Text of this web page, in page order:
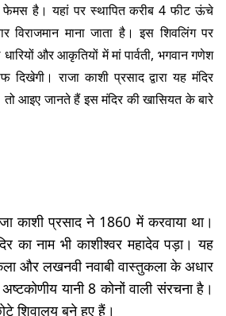
फेमस है। यहां पर स्थापित करीब 4 फीट ऊंचे
विराजमान माना जाता है। इस शिवलिंग पर
और आकृतियों में मां पार्वती, भगवान गणेश
राजा काशी प्रसाद द्वारा यह मंदिर
तो आइए जानते हैं इस मंदिर की खासियत के बारे
काशी प्रसाद ने 1860 में करवाया था।
का नाम भी काशीश्वर महादेव पड़ा। यह
और लखनवी नवाबी वास्तुकला के अधार
यानी 8 कोनों वाली संरचना है।
शिवालय बने हुए हैं।